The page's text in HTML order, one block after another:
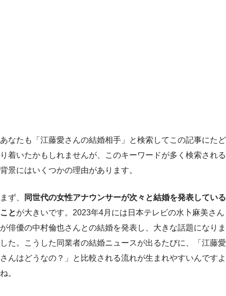
あなたも「江藤愛さんの結婚相手」と検索してこの記事にたど
り着いたかもしれませんが、このキーワードが多く検索される
背景にはいくつかの理由があります。
まず、
同世代の女性アナウンサーが次々と結婚を発表している
ことが大きいです。2023年4月には日本テレビの水卜麻美さん
が俳優の中村倫也さんとの結婚を発表し、大きな話題になりま
した。こうした同業者の結婚ニュースが出るたびに、「江藤愛
さんはどうなの？」と比較される流れが生まれやすいんですよ
ね。